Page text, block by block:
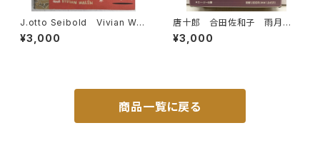
J.otto Seibold Vivian Wal
sh Mr. Lunch Takes a Pla
ne Ride 1993年 初版 VI
¥3,000
唐十郎 合田佐和子 雨月の
使者 1996年 初版 帯 エ
ージー出版
¥3,000
商品一覧に戻る